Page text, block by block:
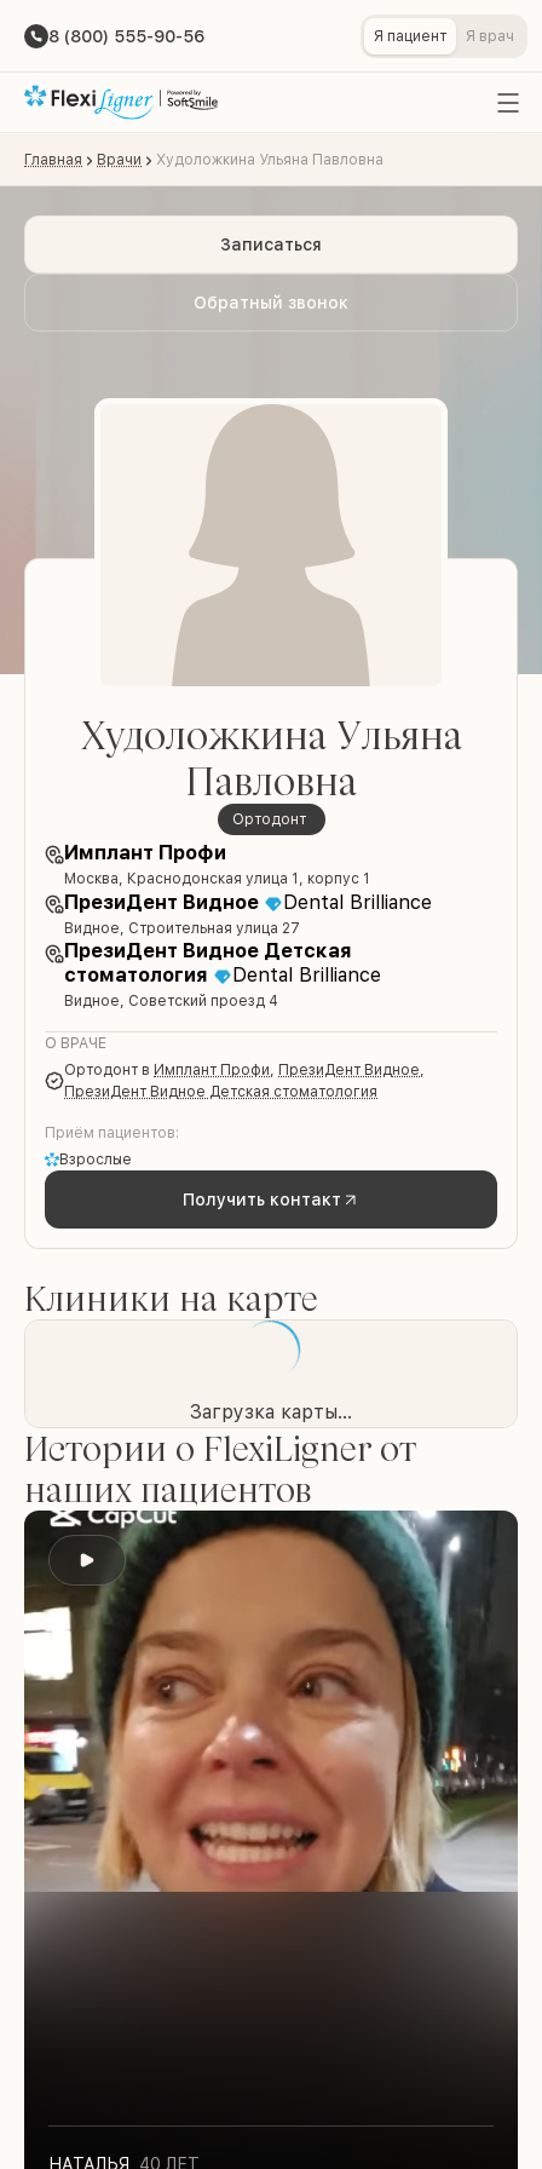
8 (800) 555-90-56 Я пациент Я врач
Главная Врачи Худоложкина Ульяна Павловна
Обратный звонок
Записаться
Худоложкина Ульяна
Павловна
Ортодонт
Имплант Профи
Москва, Краснодонская улица 1, корпус 1
ПрезиДент Видное Dental Brilliance
Видное, Строительная улица 27
ПрезиДент Видное Детская
стоматология
Dental Brilliance
Видное, Советский проезд 4
О ВРАЧЕ
Ортодонт в Имплант Профи, ПрезиДент Видное,
ПрезиДент Видное Детская стоматология
Приём пациентов:
Взрослые
Получить контакт
Клиники на карте
Загрузка карты...
Истории о FlexiLigner от
наших пациентов
НАТАЛЬЯ 40 ЛЕТ